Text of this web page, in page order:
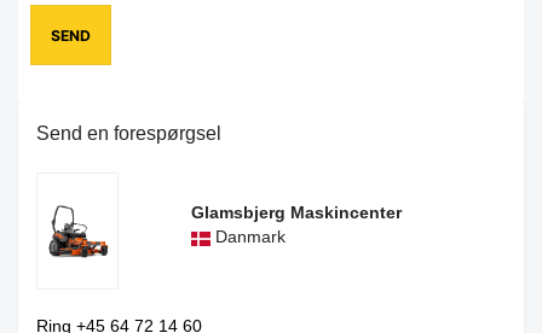
Send en forespørgsel
Glamsbjerg Maskincenter
Danmark
Ring +45 64 72 14 60